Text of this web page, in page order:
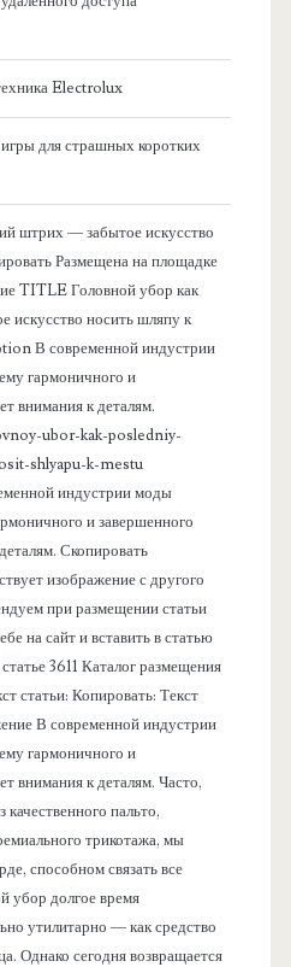
Electrolux
для страшных коротких
штрих — забытое искусство
Размещена на площадке
TITLE Головной убор как
искусство носить шляпу к
В современной индустрии
гармоничного и
внимания к деталям.
ubor-kak-posledniy-
shlyapu-k-mestu
индустрии моды
и завершенного
Скопировать
изображение с другого
при размещении статьи
на сайт и вставить в статью
3611 Каталог размещения
статьи: Копировать: Текст
В современной индустрии
гармоничного и
внимания к деталям. Часто,
пальто,
трикотажа, мы
способном связать все
убор долгое время
утилитарно — как средство
Однако сегодня возвращается